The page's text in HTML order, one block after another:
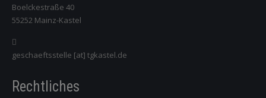
Boelckestraße 40
55252 Mainz-Kastel
geschaeftsstelle [at] tgkastel.de
Rechtliches